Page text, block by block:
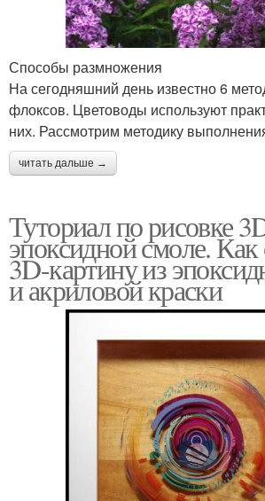
Способы размножения
На сегодняшний день известно 6
флоксов. Цветоводы используют
них. Рассмотрим методику
читать дальше →
Туториал по рисовке
эпоксидной смоле. Как
3D-картину из
и акриловой краски